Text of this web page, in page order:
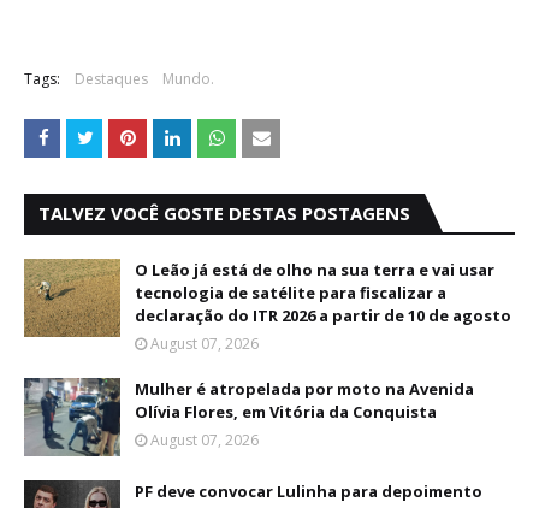
Tags: Destaques Mundo.
TALVEZ VOCÊ GOSTE DESTAS POSTAGENS
O Leão já está de olho na sua terra e vai usar
tecnologia de satélite para fiscalizar a
declaração do ITR 2026 a partir de 10 de agosto
August 07, 2026
Mulher é atropelada por moto na Avenida
Olívia Flores, em Vitória da Conquista
August 07, 2026
PF deve convocar Lulinha para depoimento